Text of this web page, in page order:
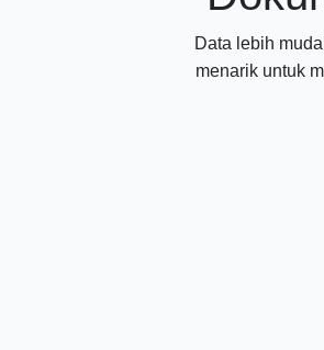
Data lebih
menarik untuk